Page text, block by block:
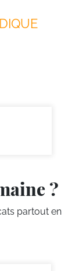
?
partout en